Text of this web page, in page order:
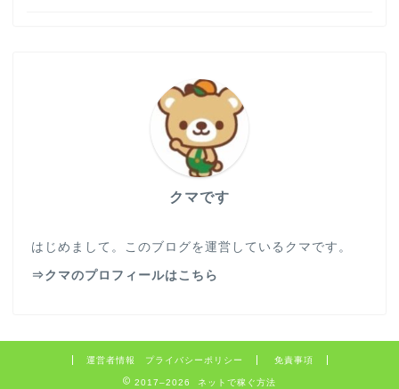
クマです
はじめまして。このブログを運営しているクマです。
⇒クマのプロフィールはこちら
運営者情報 プライバシーポリシー 免責事項
2017–2026 ネットで稼ぐ方法